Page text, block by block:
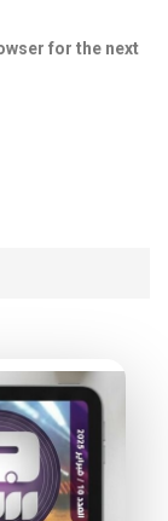
for the next